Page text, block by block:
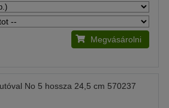
Megvásárolni
No 5 hossza 24,5 cm 570237